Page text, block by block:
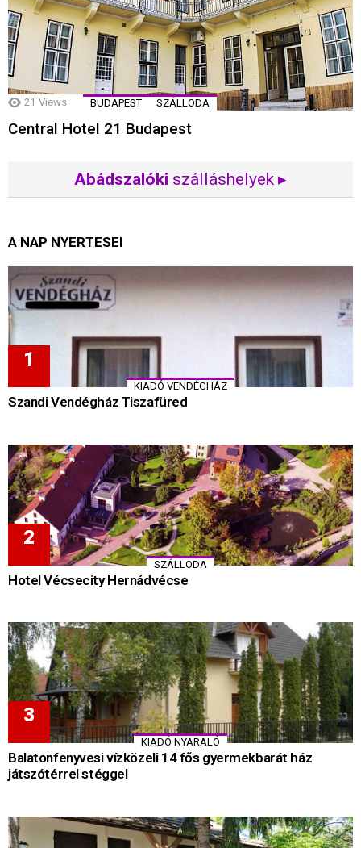
21 Views BUDAPEST SZÁLLODA
Central Hotel 21 Budapest
Abádszalóki szálláshelyek ▸
A NAP NYERTESEI
KIADÓ VENDÉGHÁZ
Szandi Vendégház Tiszafüred
SZÁLLODA
Hotel Vécsecity Hernádvécse
KIADÓ NYARALÓ
Balatonfenyvesi vízközeli 14 fős gyermekbarát ház
játszótérrel stéggel